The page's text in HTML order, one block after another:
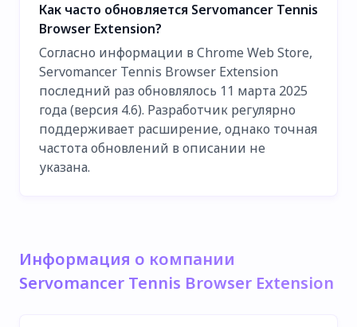
Как часто обновляется Servomancer Tennis
Browser Extension?
Согласно информации в Chrome Web Store,
Servomancer Tennis Browser Extension
последний раз обновлялось 11 марта 2025
года (версия 4.6). Разработчик регулярно
поддерживает расширение, однако точная
частота обновлений в описании не
указана.
Информация о компании
Servomancer Tennis Browser Extension